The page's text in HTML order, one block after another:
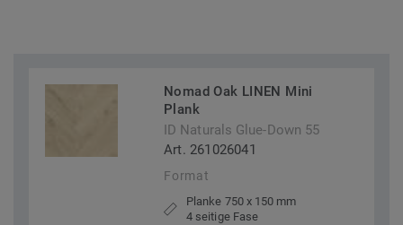
Nomad Oak LINEN Mini
Plank
ID Naturals Glue-Down 55
Art. 261026041
Format
Planke 750 x 150 mm
4 seitige Fase